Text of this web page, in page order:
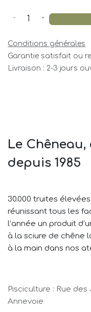
Conditions générales
Garantie satisfait ou
Livraison : 2-3 jours
Le
depuis 1985
30.000 truites
réunissant tous les
l’année un produit
à la sciure de chêne
à la main dans nos
Pisciculture : Rue
Annevoie